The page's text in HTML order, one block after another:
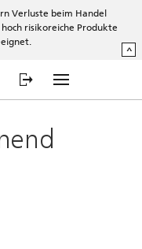
Verluste beim Handel
risikoreiche Produkte
^